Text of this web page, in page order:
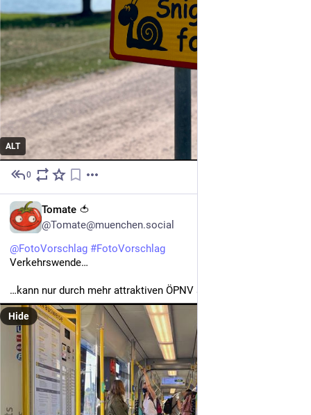
ALT
0
Tomate 🍅
@Tomate@muenchen.social
@FotoVorschlag #FotoVorschlag
Verkehrswende…
…kann nur durch mehr attraktiven ÖPNV stattfinden!
Hide